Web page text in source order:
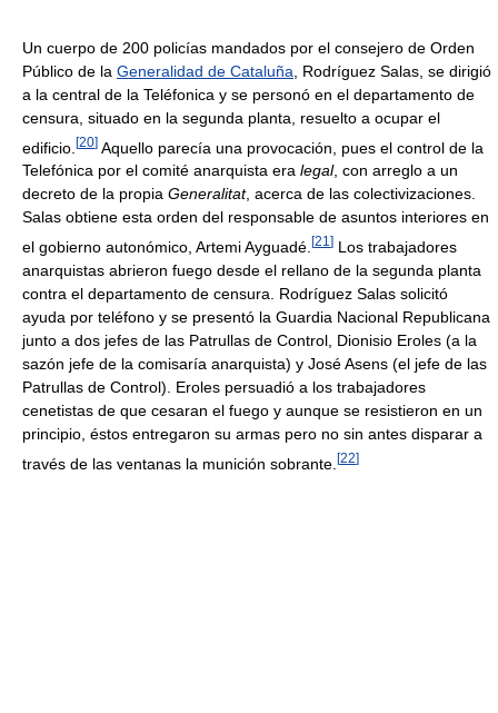
Un cuerpo de 200 policías mandados por el consejero de Orden
Público de la Generalidad de Cataluña , Rodríguez Salas, se dirigió
a la central de la Teléfonica y se personó en el departamento de
censura, situado en la segunda planta, resuelto a ocupar el
edificio. [20] Aquello parecía una provocación, pues el control de la
Telefónica por el comité anarquista era legal, con arreglo a un
decreto de la propia Generalitat, acerca de las colectivizaciones.
Salas obtiene esta orden del responsable de asuntos interiores en
el gobierno autonómico, Artemi Ayguadé. [21 ] Los trabajadores
anarquistas abrieron fuego desde el rellano de la segunda planta
contra el departamento de censura. Rodríguez Salas solicitó
ayuda por teléfono y se presentó la Guardia Nacional Republicana
junto a dos jefes de las Patrullas de Control, Dionisio Eroles (a la
sazón jefe de la comisaría anarquista) y José Asens (el jefe de las
Patrullas de Control). Eroles persuadió a los trabajadores
cenetistas de que cesaran el fuego y aunque se resistieron en un
principio, éstos entregaron su armas pero no sin antes disparar a
través de las ventanas la munición sobrante. [22]